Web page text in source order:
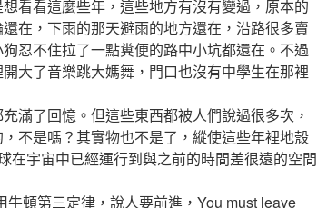
看看這麼些年，這些地方有沒有變過，原本的
在，下雨的那天避雨的地方還在，沿路很多賣
忍不住拉了一點糞便的路中小坑都還在。不過
大了音樂跳大媽舞，門口也沒有中學生在那裡
滿了回憶。但這些東西都被人們說過很多次，
不是嗎？其實物也不是了，縱使這些年裡地殼
在宇宙中已經運行到與之前的時間差很遠的空間
牛頓第三定律，說人要前進，You must leave